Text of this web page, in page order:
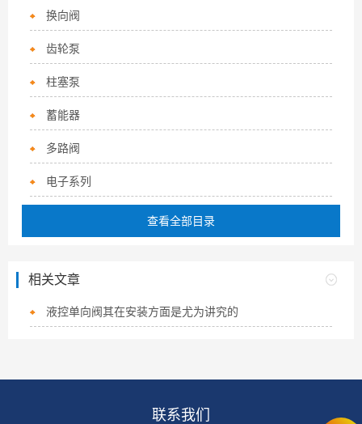
换向阀
齿轮泵
柱塞泵
蓄能器
多路阀
电子系列
查看全部目录
相关文章
液控单向阀其在安装方面是尤为讲究的
联系我们